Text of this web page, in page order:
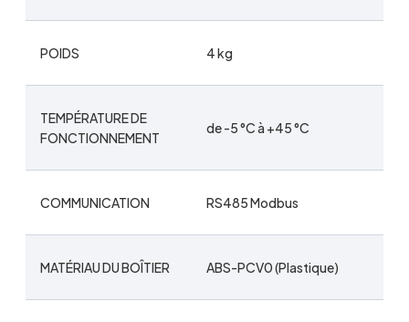
POIDS 4 kg
TEMPÉRATURE DE
FONCTIONNEMENT
de -5 °C à +45 °C
COMMUNICATION RS485 Modbus
MATÉRIAU DU BOÎTIER ABS-PCV0 (Plastique)